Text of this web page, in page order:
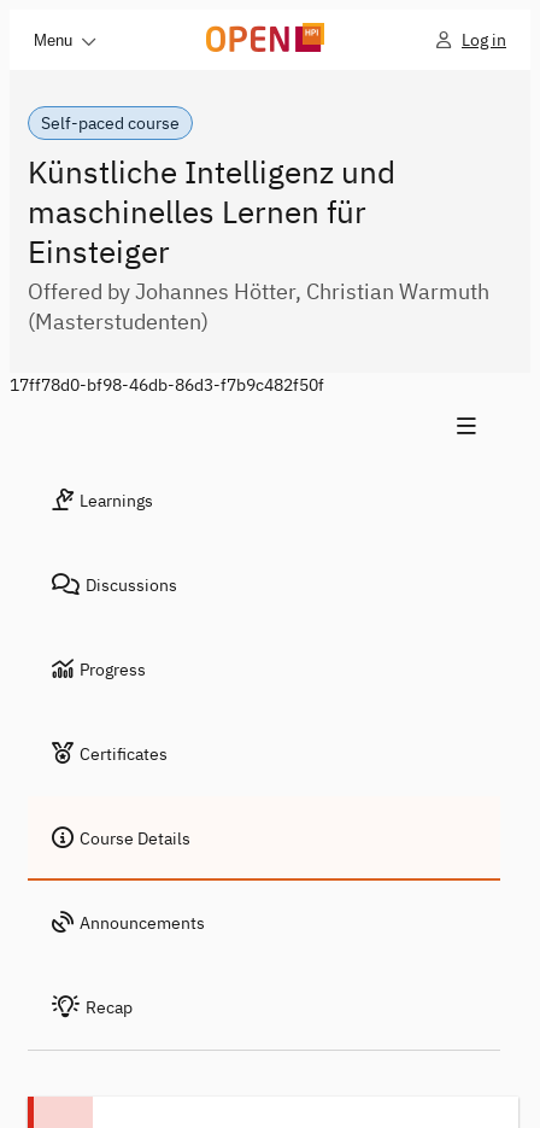
Menu Log in
Self-paced course
Künstliche Intelligenz und
maschinelles Lernen für
Einsteiger
Offered by Johannes Hötter, Christian Warmuth
(Masterstudenten)
17ff78d0-bf98-46db-86d3-f7b9c482f50f
Learnings
Discussions
Progress
Certificates
Course Details
Announcements
Recap